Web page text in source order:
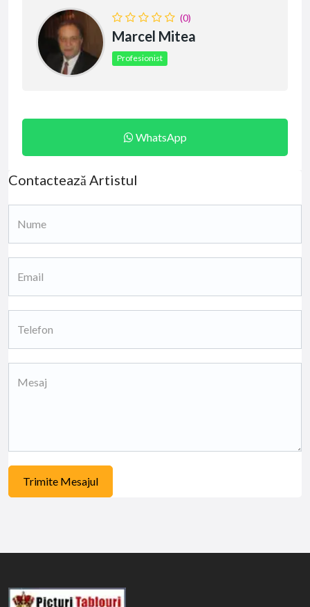
(0)
Marcel Mitea
Profesionist
WhatsApp
Contactează Artistul
Trimite Mesajul